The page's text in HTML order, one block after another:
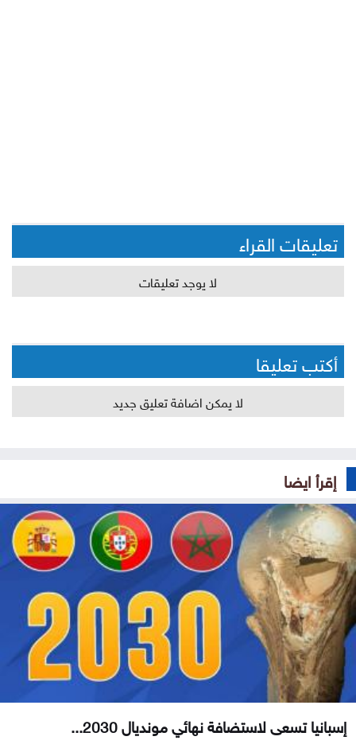
تعليقات القراء
لا يوجد تعليقات
أكتب تعليقا
لا يمكن اضافة تعليق جديد
إقرأ ايضا
إسبانيا تسعى لاستضافة نهائي مونديال 2030...